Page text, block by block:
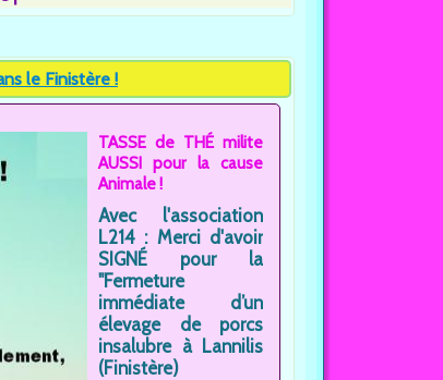
le Finistère !
TASSE de THÉ milite
AUSSI pour la cause
Animale !
Avec l'association
L214 : Merci d'avoir
SIGNÉ pour la
"Fermeture
immédiate d’un
élevage de porcs
insalubre à Lannilis
(Finistère)